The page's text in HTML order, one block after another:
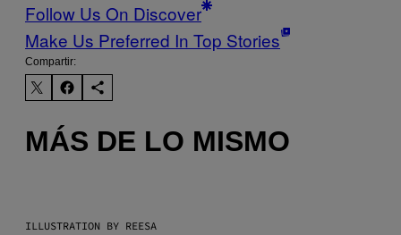
Follow Us On Discover
Make Us Preferred In Top Stories
Compartir:
MÁS DE LO MISMO
ILLUSTRATION BY REESA